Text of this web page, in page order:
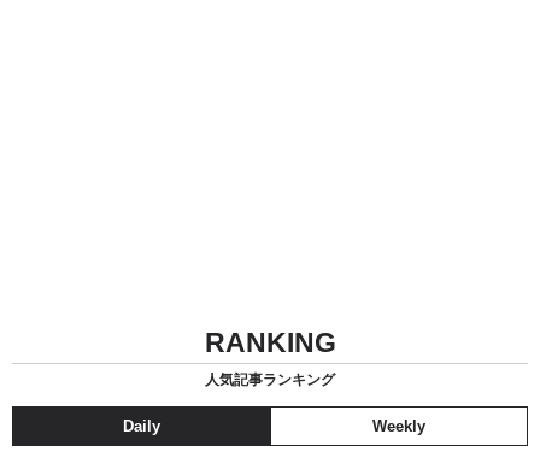
RANKING
人気記事ランキング
Daily Weekly